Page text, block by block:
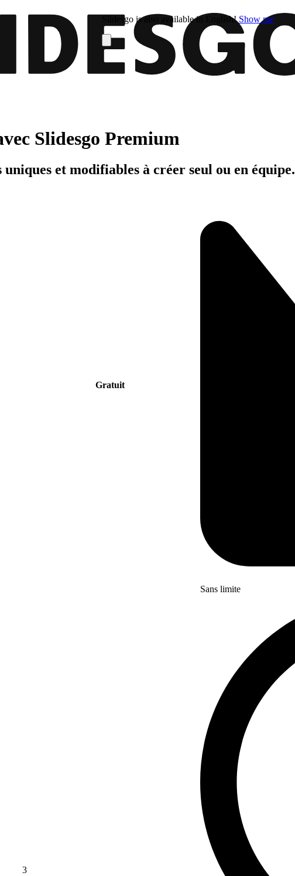
Slidesgo is also available in English! Show me
Slidesgo Premium
et modifiables à créer seul ou en équipe.
Gratuit
3
Sans limite